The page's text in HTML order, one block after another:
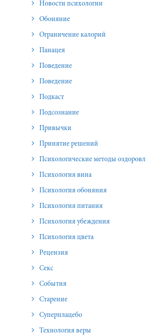
Новости психологии
Обоняние
Ограничение калорий
Панацея
Поведение
Поведение
Подкаст
Подсознание
Привычки
Принятие решений
Психологические методы оздоровления и омоложения
Психология вина
Психология обоняния
Психология питания
Психология убеждения
Психология цвета
Рецензия
Секс
События
Старение
Суперплацебо
Технология веры